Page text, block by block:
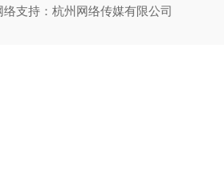
络支持：杭州网络传媒有限公司